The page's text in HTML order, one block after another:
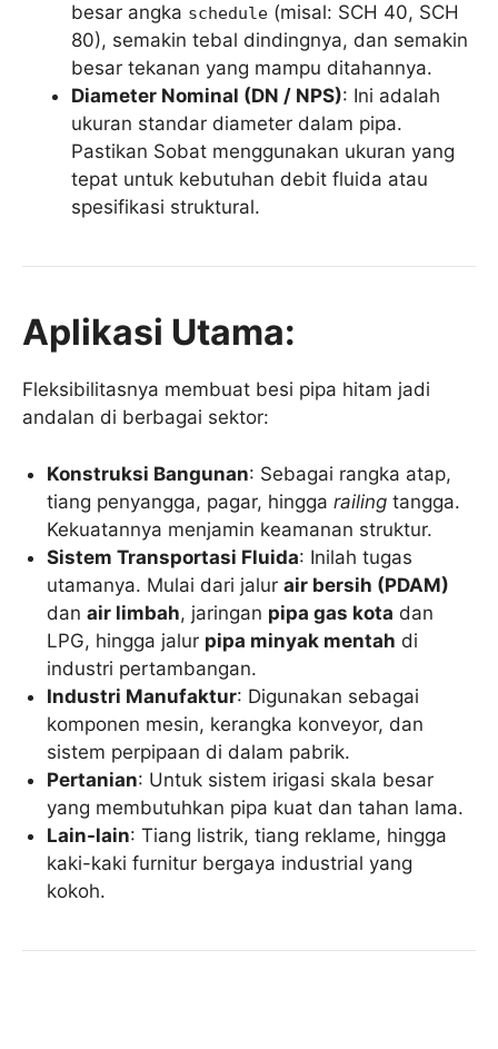
besar angka schedule (misal: SCH 40, SCH
80), semakin tebal dindingnya, dan semakin
besar tekanan yang mampu ditahannya.
Diameter Nominal (DN / NPS): Ini adalah
ukuran standar diameter dalam pipa.
Pastikan Sobat menggunakan ukuran yang
tepat untuk kebutuhan debit fluida atau
spesifikasi struktural.
Aplikasi Utama:
Fleksibilitasnya membuat besi pipa hitam jadi
andalan di berbagai sektor:
Konstruksi Bangunan: Sebagai rangka atap,
tiang penyangga, pagar, hinggarailing tangga.
Kekuatannya menjamin keamanan struktur.
Sistem Transportasi Fluida: Inilah tugas
utamanya. Mulai dari jalurair bersih (PDAM)
danair limbah, jaringan pipa gas kota dan
LPG, hingga jalur pipa minyak mentah di
industri pertambangan.
Industri Manufaktur: Digunakan sebagai
komponen mesin, kerangka konveyor, dan
sistem perpipaan di dalam pabrik.
Pertanian: Untuk sistem irigasi skala besar
yang membutuhkan pipa kuat dan tahan lama.
Lain-lain: Tiang listrik, tiang reklame, hingga
kaki-kaki furnitur bergaya industrial yang
kokoh.